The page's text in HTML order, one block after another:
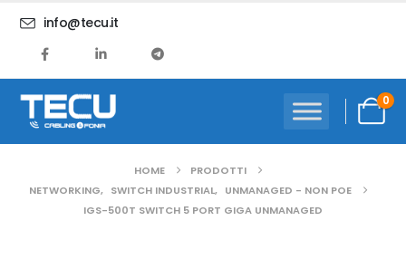
info@tecu.it
0
HOME
PRODOTTI
NETWORKING, SWITCH INDUSTRIAL, UNMANAGED - NON POE
IGS-500T SWITCH 5 PORT GIGA UNMANAGED